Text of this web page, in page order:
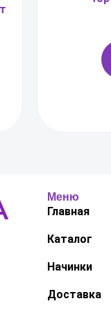
Меню
Главная
Каталог
Начинки
Доставка